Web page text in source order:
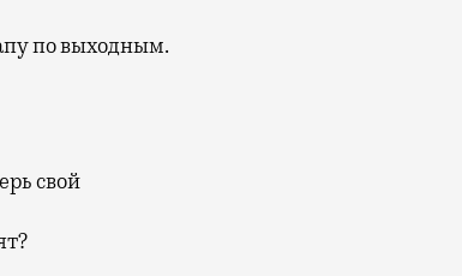
по выходным.
свой